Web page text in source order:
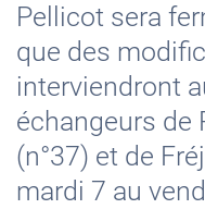
Pellicot sera
que des
interviendront
échangeurs de
(n°37) et de
mardi 7 au